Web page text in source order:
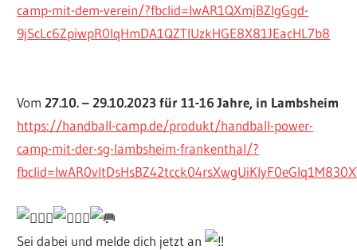
camp-mit-dem-verein/?fbclid=IwAR1QXmjBZlgGgd-
9jScLc6ZpiwpR0lqHmDA1QZTlUzkHGE8X81JEacHL7b8
Vom27.10. – 29.10.2023 für 11-16 Jahre, in Lambsheim
https://handball-camp.de/produkt/handball-power-
camp-mit-der-sg-lambsheim-frankenthal/?
Sei dabei und melde dich jetzt an